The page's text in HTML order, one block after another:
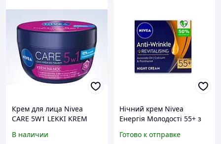
Крем для лица Nivea
CARE 5W1 LEKKI KREM
В наличии
Нічний крем Nivea
Енергія Молодості 55+ з
(4005900525031)
Готово к отправке